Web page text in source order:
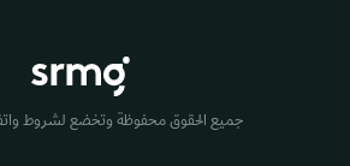
جميع الحقوق محفوظة وتخضع لشروط